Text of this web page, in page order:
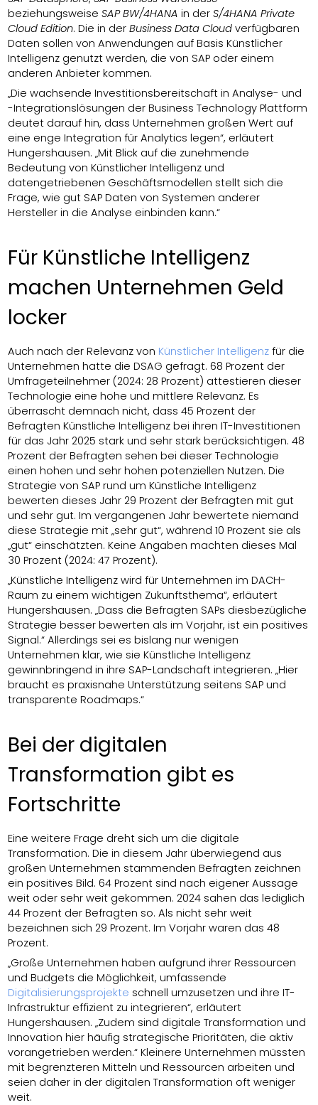
beziehungsweiseSAP BW/4HANA in derS/4HANA Private
Cloud Edition. Die in derBusiness Data Cloud verfügbaren
Daten sollen von Anwendungen auf Basis Künstlicher
Intelligenz genutzt werden, die von SAP oder einem
anderen Anbieter kommen.
„Die wachsende Investitionsbereitschaft in Analyse- und
-Integrationslösungen der Business Technology Plattform
deutet darauf hin, dass Unternehmen großen Wert auf
eine enge Integration für Analytics legen“, erläutert
Hungershausen. „Mit Blick auf die zunehmende
Bedeutung von Künstlicher Intelligenz und
datengetriebenen Geschäftsmodellen stellt sich die
Frage, wie gut SAP Daten von Systemen anderer
Hersteller in die Analyse einbinden kann.“
Für Künstliche Intelligenz
machen Unternehmen Geld
locker
Auch nach der Relevanz von Künstlicher Intelligenz für die
Unternehmen hatte die DSAG gefragt. 68 Prozent der
Umfrageteilnehmer (2024: 28 Prozent) attestieren dieser
Technologie eine hohe und mittlere Relevanz. Es
überrascht demnach nicht, dass 45 Prozent der
Befragten Künstliche Intelligenz bei ihren IT-Investitionen
für das Jahr 2025 stark und sehr stark berücksichtigen. 48
Prozent der Befragten sehen bei dieser Technologie
einen hohen und sehr hohen potenziellen Nutzen. Die
Strategie von SAP rund um Künstliche Intelligenz
bewerten dieses Jahr 29 Prozent der Befragten mit gut
und sehr gut. Im vergangenen Jahr bewertete niemand
diese Strategie mit „sehr gut“, während 10 Prozent sie als
„gut“ einschätzten. Keine Angaben machten dieses Mal
30 Prozent (2024: 47 Prozent).
„Künstliche Intelligenz wird für Unternehmen im DACH-
Raum zu einem wichtigen Zukunftsthema“, erläutert
Hungershausen. „Dass die Befragten SAPs diesbezügliche
Strategie besser bewerten als im Vorjahr, ist ein positives
Signal.“ Allerdings sei es bislang nur wenigen
Unternehmen klar, wie sie Künstliche Intelligenz
gewinnbringend in ihre SAP-Landschaft integrieren. „Hier
braucht es praxisnahe Unterstützung seitens SAP und
transparente Roadmaps.“
Bei der digitalen
Transformation gibt es
Fortschritte
Eine weitere Frage dreht sich um die digitale
Transformation. Die in diesem Jahr überwiegend aus
großen Unternehmen stammenden Befragten zeichnen
ein positives Bild. 64 Prozent sind nach eigener Aussage
weit oder sehr weit gekommen. 2024 sahen das lediglich
44 Prozent der Befragten so. Als nicht sehr weit
bezeichnen sich 29 Prozent. Im Vorjahr waren das 48
Prozent.
„Große Unternehmen haben aufgrund ihrer Ressourcen
und Budgets die Möglichkeit, umfassende
Digitalisierungsprojekte schnell umzusetzen und ihre IT-
Infrastruktur effizient zu integrieren“, erläutert
Hungershausen. „Zudem sind digitale Transformation und
Innovation hier häufig strategische Prioritäten, die aktiv
vorangetrieben werden.“ Kleinere Unternehmen müssten
mit begrenzteren Mitteln und Ressourcen arbeiten und
seien daher in der digitalen Transformation oft weniger
weit.